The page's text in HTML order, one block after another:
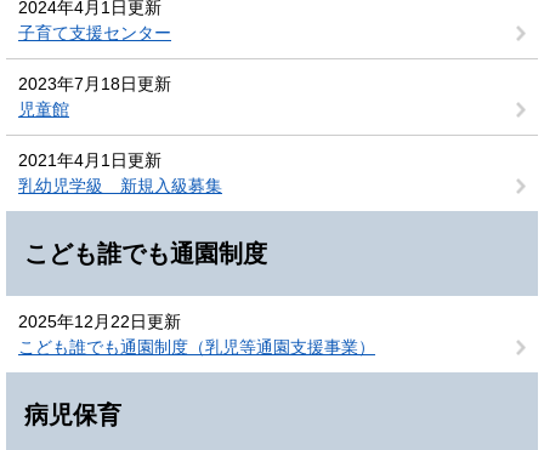
2024年4月1日更新
子育て支援センター
2023年7月18日更新
児童館
2021年4月1日更新
乳幼児学級 新規入級募集
こども誰でも通園制度
2025年12月22日更新
こども誰でも通園制度（乳児等通園支援事業）
病児保育